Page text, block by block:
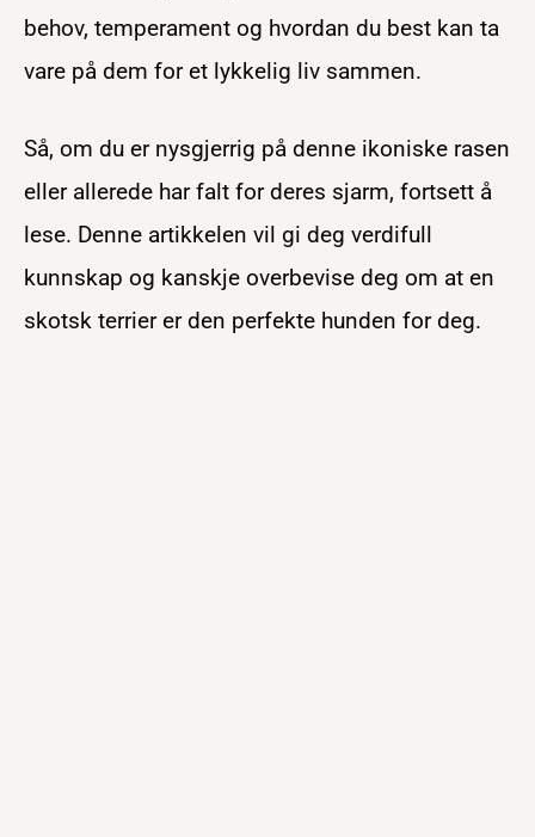
behov, temperament og hvordan du best kan ta
vare på dem for et lykkelig liv sammen.
Så, om du er nysgjerrig på denne ikoniske rasen
eller allerede har falt for deres sjarm, fortsett å
lese. Denne artikkelen vil gi deg verdifull
kunnskap og kanskje overbevise deg om at en
skotsk terrier er den perfekte hunden for deg.